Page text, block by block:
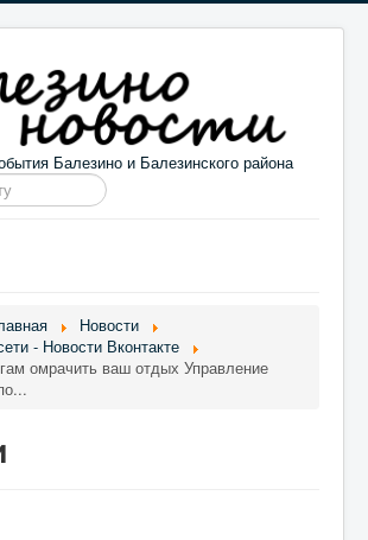
Балезино и Балезинского района
Галерея О проекте
Новости
- Новости Вконтакте
омрачить ваш отдых Управление